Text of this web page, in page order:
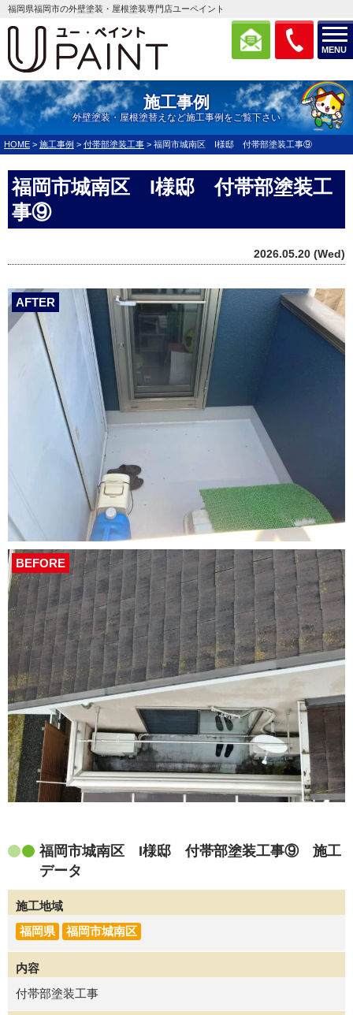
MENU
福岡県福岡市の外壁塗装・屋根塗装専門店ユーペイント
施工事例
外壁塗装・屋根塗替えなど施工事例をご覧下さい
HOME > 施工事例 > 付帯部塗装工事 > 福岡市城南区 I様邸 付帯部塗装工事⑨
福岡市城南区 I様邸 付帯部塗装工
事⑨
2026.05.20 (Wed)
AFTER
BEFORE
福岡市城南区 I様邸 付帯部塗装工事⑨ 施工
データ
施工地域
福岡県
福岡市城南区
内容
付帯部塗装工事